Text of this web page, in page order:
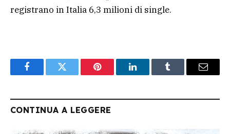
registrano in Italia 6,3 milioni di single.
FacebookTwitter Pinterest LinkedInTumblr Email
CONTINUA A LEGGERE